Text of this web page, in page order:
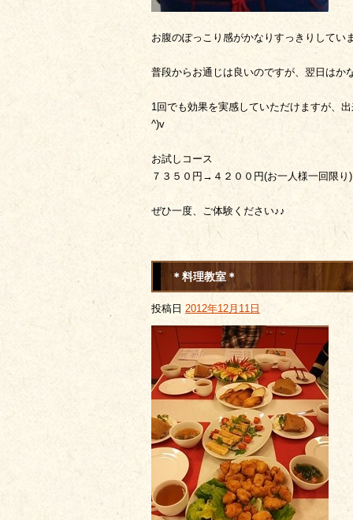
お腹のぽっこり感がかなりすっきりしてい
普段からお通じは良いのですが、翌日はか
1回でも効果を実感していただけますが、
^)v
お試しコース
７３５０円→４２００円(お一人様一回限り)
ぜひ一度、ご体験ください♪♪
＊料理教室＊
投稿日 2012年12月11日